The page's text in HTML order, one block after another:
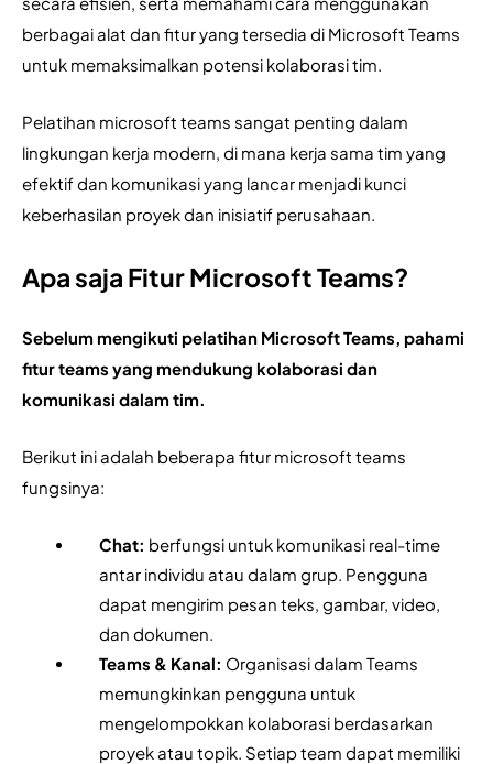
berbagai alat dan fitur yang tersedia di Microsoft Teams
untuk memaksimalkan potensi kolaborasi tim.
Pelatihan microsoft teams sangat penting dalam
lingkungan kerja modern, di mana kerja sama tim yang
efektif dan komunikasi yang lancar menjadi kunci
keberhasilan proyek dan inisiatif perusahaan.
Apa saja Fitur Microsoft Teams?
Sebelum mengikuti pelatihan Microsoft Teams, pahami
fitur teams yang mendukung kolaborasi dan
komunikasi dalam tim.
Berikut ini adalah beberapa fitur microsoft teams
fungsinya:
Chat: berfungsi untuk komunikasi real-time
antar individu atau dalam grup. Pengguna
dapat mengirim pesan teks, gambar, video,
dan dokumen.
Teams & Kanal: Organisasi dalam Teams
memungkinkan pengguna untuk
mengelompokkan kolaborasi berdasarkan
proyek atau topik. Setiap team dapat memiliki